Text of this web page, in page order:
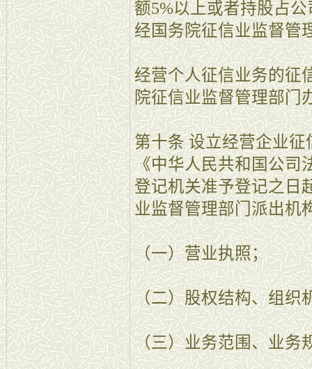
额5%以上或者持股占
经国务院征信业监督管
经营个人征信业务的征
院征信业监督管理部门
第十条 设立经营企业
《中华人民共和国公司
登记机关准予登记之日
业监督管理部门派出机
（一）营业执照；
（二）股权结构、组织
（三）业务范围、业务